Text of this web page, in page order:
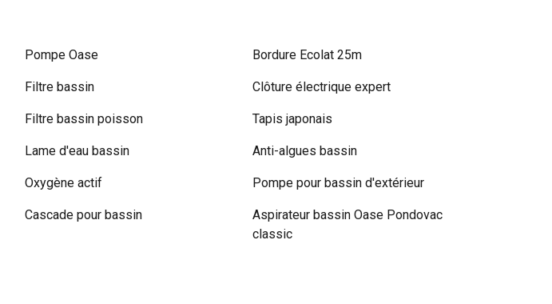
Pompe Oase
Filtre bassin
Filtre bassin poisson
Lame d'eau bassin
Oxygène actif
Cascade pour bassin
Bordure Ecolat 25m
Clôture électrique expert
Tapis japonais
Anti-algues bassin
Pompe pour bassin d'extérieur
Aspirateur bassin Oase Pondovac
classic